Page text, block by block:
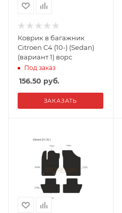
Коврик в багажник
Citroen C4 (10-) (Sedan)
(вариант 1) ворс
Под заказ
156.50 руб.
ЗАКАЗАТЬ